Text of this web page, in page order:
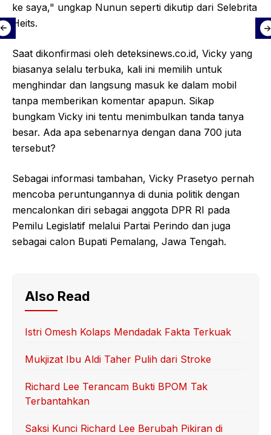
ke saya," ungkap Nunun seperti dikutip dari Selebrita
Heits.
Saat dikonfirmasi oleh deteksinews.co.id, Vicky yang
biasanya selalu terbuka, kali ini memilih untuk
menghindar dan langsung masuk ke dalam mobil
tanpa memberikan komentar apapun. Sikap
bungkam Vicky ini tentu menimbulkan tanda tanya
besar. Ada apa sebenarnya dengan dana 700 juta
tersebut?
Sebagai informasi tambahan, Vicky Prasetyo pernah
mencoba peruntungannya di dunia politik dengan
mencalonkan diri sebagai anggota DPR RI pada
Pemilu Legislatif melalui Partai Perindo dan juga
sebagai calon Bupati Pemalang, Jawa Tengah.
Also Read
Istri Omesh Kolaps Mendadak Fakta Terkuak
Mukjizat Ibu Aldi Taher Pulih dari Stroke
Richard Lee Terancam Bukti BPOM Tak
Terbantahkan
Saksi Kunci Richard Lee Berubah Pikiran di